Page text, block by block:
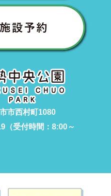
市西村町1080
（受付時間：8:00～